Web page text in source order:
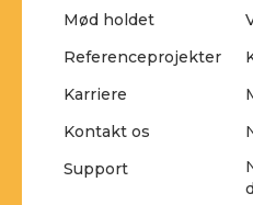
Mød holdet
Referenceprojekter
Karriere
Kontakt os
Support